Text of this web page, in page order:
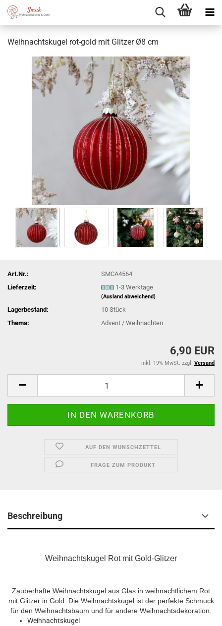
Weihnachtskugel rot-gold mit Glitzer Ø8 cm
Art.Nr.:
SMCA4564
Lieferzeit:
1-3 Werktage
(Ausland abweichend)
Lagerbestand: 10Stück
Thema:
Advent / Weihnachten
6,90 EUR
inkl. 19% MwSt. zzgl. Versand
AUF DEN WUNSCHZETTEL
FRAGE ZUM PRODUKT
Beschreibung
Weihnachtskugel Rot mit Gold-Glitzer
Zauberhafte Weihnachtskugel aus Glas in weihnachtlichem Rot
mit Glitzer in Gold. Die Weihnachtskugel ist der perfekte Schmuck
für den Weihnachtsbaum und für andere Weihnachtsdekoration.
Weihnachtskugel